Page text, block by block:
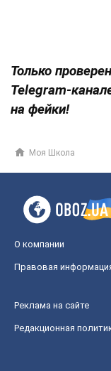
Только
Telegram-
на фейки!
Моя Школа
О компании
Правовая
Реклама на сайте
Редакционная